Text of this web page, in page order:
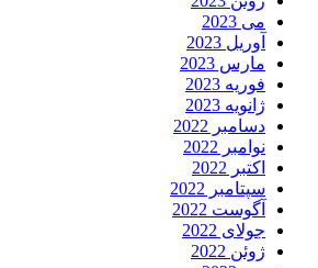
می 2023
آوریل 2023
مارس 2023
فوریه 2023
ژانویه 2023
دسامبر 2022
نوامبر 2022
اکتبر 2022
سپتامبر 2022
آگوست 2022
جولای 2022
ژوئن 2022